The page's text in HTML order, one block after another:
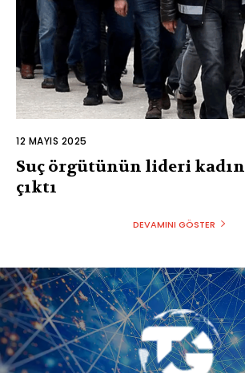
12 MAYIS 2025
Suç örgütünün lideri kadın
çıktı
DEVAMINI GÖSTER